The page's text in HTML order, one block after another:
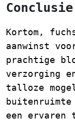
Conclusie
Kortom,
aanwinst
prachtige
verzorging
talloze
een